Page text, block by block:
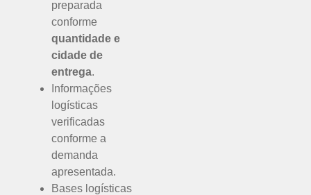
preparada
conforme
quantidade e
cidade de
entrega.
Informações
logísticas
verificadas
conforme a
demanda
apresentada.
Bases logísticas